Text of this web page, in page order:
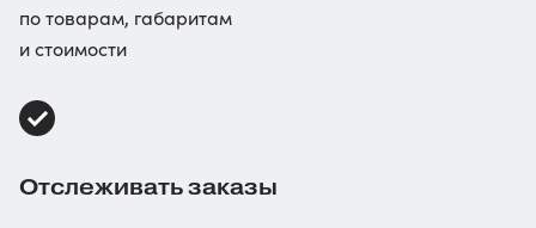
по товарам, габаритам
и стоимости
Отслеживать заказы